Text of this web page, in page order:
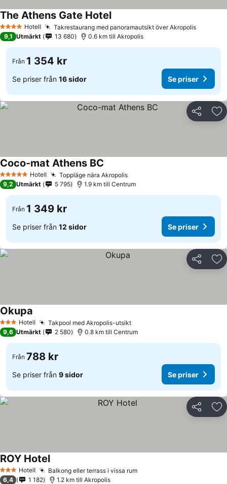
4 StjärnorHotell Takrestaurang med panoramautsikt över Akropolis
The Athens Gate Hotel
9,1 Utmärkt 13 680 0.6 km till Akropolis
Från 1 354 kr
Se priser från 16 sidor Se priser
Dela
5 Stjärnor Hotell Toppläge nära Akropolis
Coco-mat Athens BC
9,2 Utmärkt 5 795 1.9 km till Centrum
Från 1 349 kr
Se priser från 12 sidor Se priser
Dela
3 StjärnorHotell Takpool med Akropolis-utsikt
Okupa
9,6 Utmärkt 2 580 0.8 km till Centrum
Från 788 kr
Se priser från 9 sidor Se priser
Dela
3 StjärnorHotell Balkong eller terrass i vissa rum
ROY Hotel
6,4 1 182 1.2 km till Akropolis